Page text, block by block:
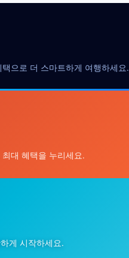
으로 더 스마트하게 여행하세요.
대 혜택을 누리세요.
게 시작하세요.